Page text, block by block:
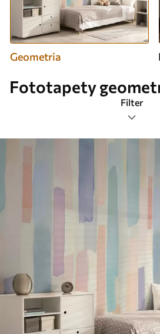
Geometria
Fototapety
Filter
Značky